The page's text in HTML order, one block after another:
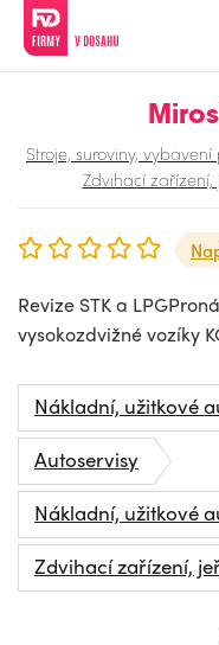
Stroje, suroviny,
Zdvihací
Revize STK a
vysokozdvižné vozíky
Nákladní, užitkové
Autoservisy
Nákladní, užitkové
Zdvihací zařízení,